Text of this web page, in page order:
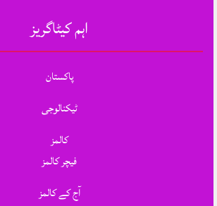
اہم کیٹاگریز
پاکستان
ٹیکنالوجی
کالمز
فیچر کالمز
آج کے کالمز